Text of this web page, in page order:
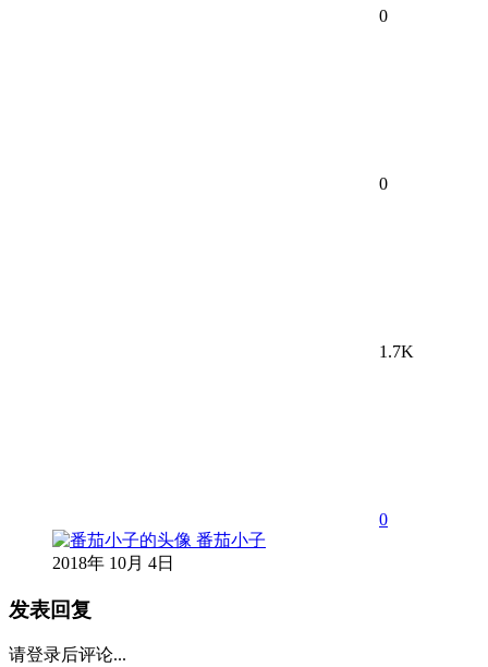
0
0
1.7K
0
番茄小子
2018年 10月 4日
发表回复
请登录后评论...